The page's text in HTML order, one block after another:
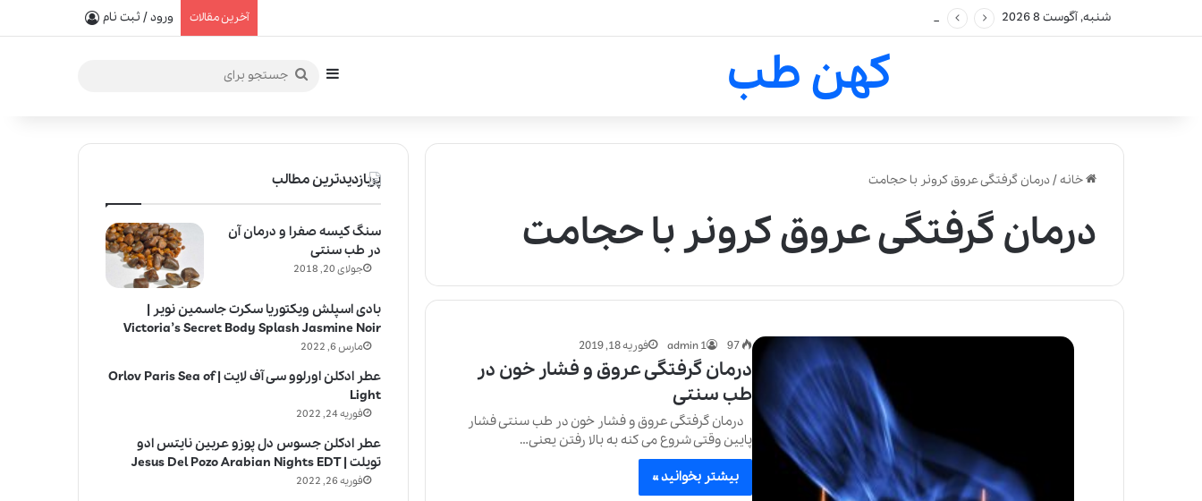
شنبه, آگوست 8 2026 آخرین مقالات ورود / ثبت نام
کهن طب سایدبارجستجو
خانه/درمان گرفتگی عروق کرونر با حجامت
درمان گرفتگی عروق کرونر با حجامت
admin 1 فوریه 18, 2019
درمان گرفتگی عروق و فشار خون در
طب سنتی
درمان گرفتگی عروق و فشار خون در طب سنتی فشار
پایین وقتی شروع می کنه به بالا رفتن یعنی…
بیشتر بخوانید »
پربازدیدترین مطالب
سنگ کیسه صفرا و درمان آن
در طب سنتی
جولای 20, 2018
بادی اسپلش ویکتوریا سکرت جاسمین نویر |
Victoria’s Secret Body Splash Jasmine Noir
مارس 6, 2022
عطر ادکلن اورلوو سی آف لایت | Orlov Paris Sea of
Light
فوریه 24, 2022
عطر ادکلن جسوس دل پوزو عربین نایتس ادو
تویلت | Jesus Del Pozo Arabian Nights EDT
فوریه 26, 2022